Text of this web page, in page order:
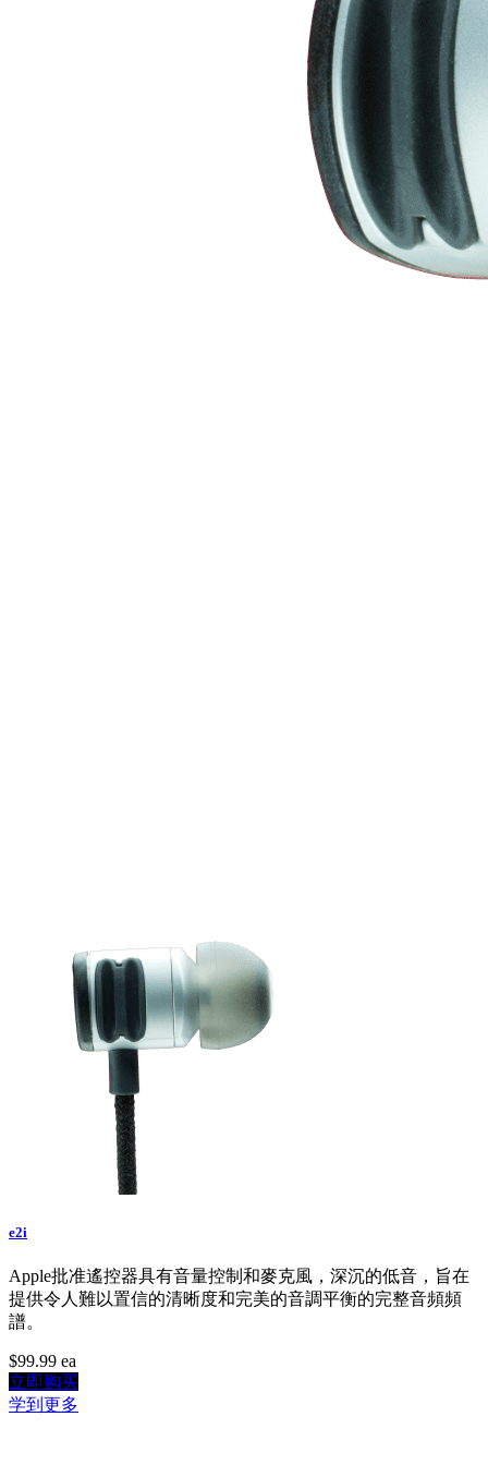
e2i
Apple批准遙控器具有音量控制和麥克風，深沉的低音，旨在
提供令人難以置信的清晰度和完美的音調平衡的完整音頻頻
譜。
$99.99 ea
立即购买
学到更多